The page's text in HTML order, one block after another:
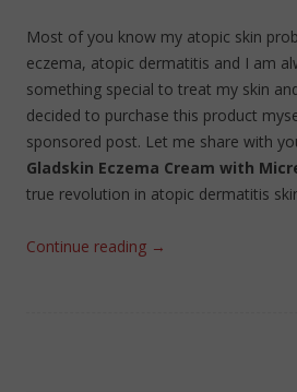
Most of you know my atopic skin
eczema, atopic dermatitis and I am
something special to treat my skin
decided to purchase this product
sponsored post. Let me share with
Gladskin Eczema Cream with
true revolution in atopic dermatitis
Continue reading →